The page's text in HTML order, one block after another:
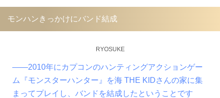
モンハンきっかけにバンド結成
RYOSUKE
――2010年にカプコンのハンティングアクションゲー
ム『モンスターハンター』を海 THE KIDさんの家に集
まってプレイし、バンドを結成したということです